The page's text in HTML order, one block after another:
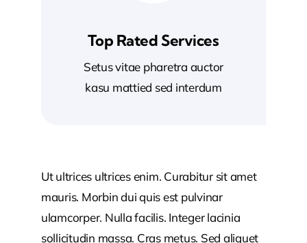
Top Rated Services
Setus vitae pharetra auctor
kasu mattied sed interdum
Ut ultrices ultrices enim. Curabitur sit amet
mauris. Morbin dui quis est pulvinar
ulamcorper. Nulla facilis. Integer lacinia
sollicitudin massa. Cras metus. Sed aliquet